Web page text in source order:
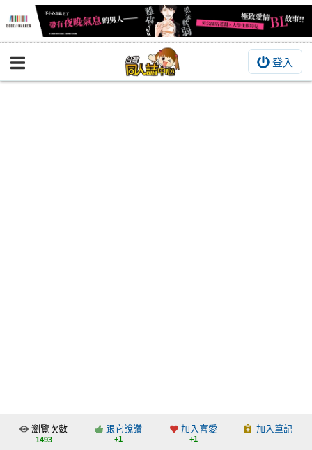
登入
BOOKY書集倉庫
交流中心
瀏覽次數
1493
跟它說讚
+1
加入喜愛
+1
加入筆記